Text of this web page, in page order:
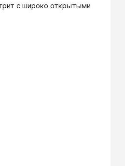
с широко открытыми